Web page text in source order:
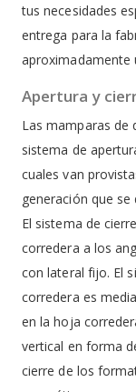
tus necesidades
entrega para la
aproximadamente
Apertura y
Las mamparas de
sistema de
cuales van
generación que se
El sistema de
corredera a los
con lateral fijo. El
corredera es
en la hoja
vertical en forma
cierre de los